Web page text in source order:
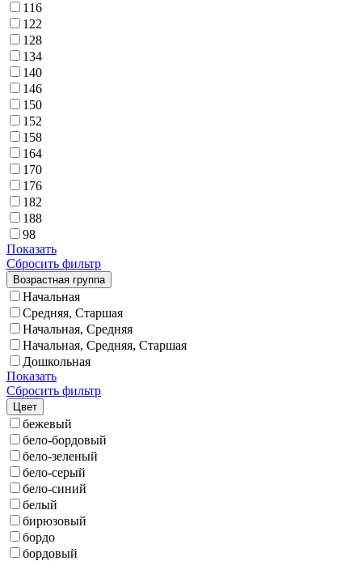
116
122
128
134
140
146
150
152
158
164
170
176
182
188
98
Показать
Сбросить фильтр
Возрастная группа
Начальная
Средняя, Старшая
Начальная, Средняя
Начальная, Средняя, Старшая
Дошкольная
Показать
Сбросить фильтр
Цвет
бежевый
бело-бордовый
бело-зеленый
бело-серый
бело-синий
белый
бирюзовый
бордо
бордовый